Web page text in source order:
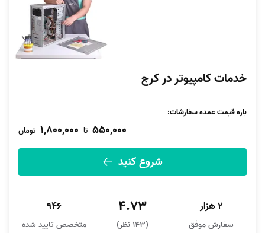
خدمات کامپیوتر در کرج
بازه قیمت عمده سفارشات:
550,000 تا 1,800,000 تومان
شروع کنید
2 هزار
سفارش موفق
4.73
(143 نظر)
946
متخصص تایید شده